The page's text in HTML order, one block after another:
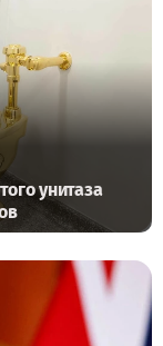
унитаза